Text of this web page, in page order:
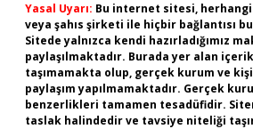
Yasal Uyarı: Bu internet sitesi,
veya şahıs şirketi ile hiçbir bağlantısı
Sitede yalnızca kendi hazırladığımız
paylaşılmaktadır. Burada yer alan
taşımamakta olup, gerçek kurum ve
paylaşım yapılmamaktadır. Gerçek
benzerlikleri tamamen tesadüfidir.
taslak halindedir ve tavsiye niteliği